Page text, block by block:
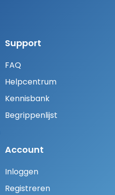
Support
FAQ
Helpcentrum
Kennisbank
Begrippenlijst
Account
Inloggen
Registreren